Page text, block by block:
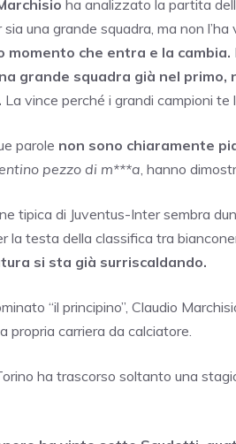
ha analizzato la partita
sia una grande squadra, ma non
momento che entra e la cambia.
grande squadra già nel primo,
La vince perché i grandi campioni
parole non sono chiaramente
pezzo di m***a, hanno
tipica di Juventus-Inter sembra
la testa della classifica tra
si sta già surriscaldando.
“il principino”, Claudio
propria carriera da calciatore.
ha trascorso soltanto una